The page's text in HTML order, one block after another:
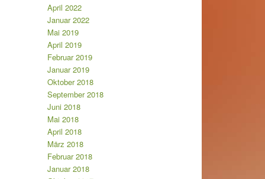
April 2022
Januar 2022
Mai 2019
April 2019
Februar 2019
Januar 2019
Oktober 2018
September 2018
Juni 2018
Mai 2018
April 2018
März 2018
Februar 2018
Januar 2018